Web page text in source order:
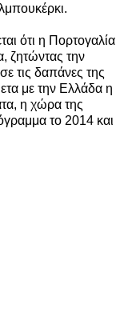
ότι η Πορτογαλία
ζητώντας την
τις δαπάνες της
με την Ελλάδα η
η χώρα της
το 2014 και